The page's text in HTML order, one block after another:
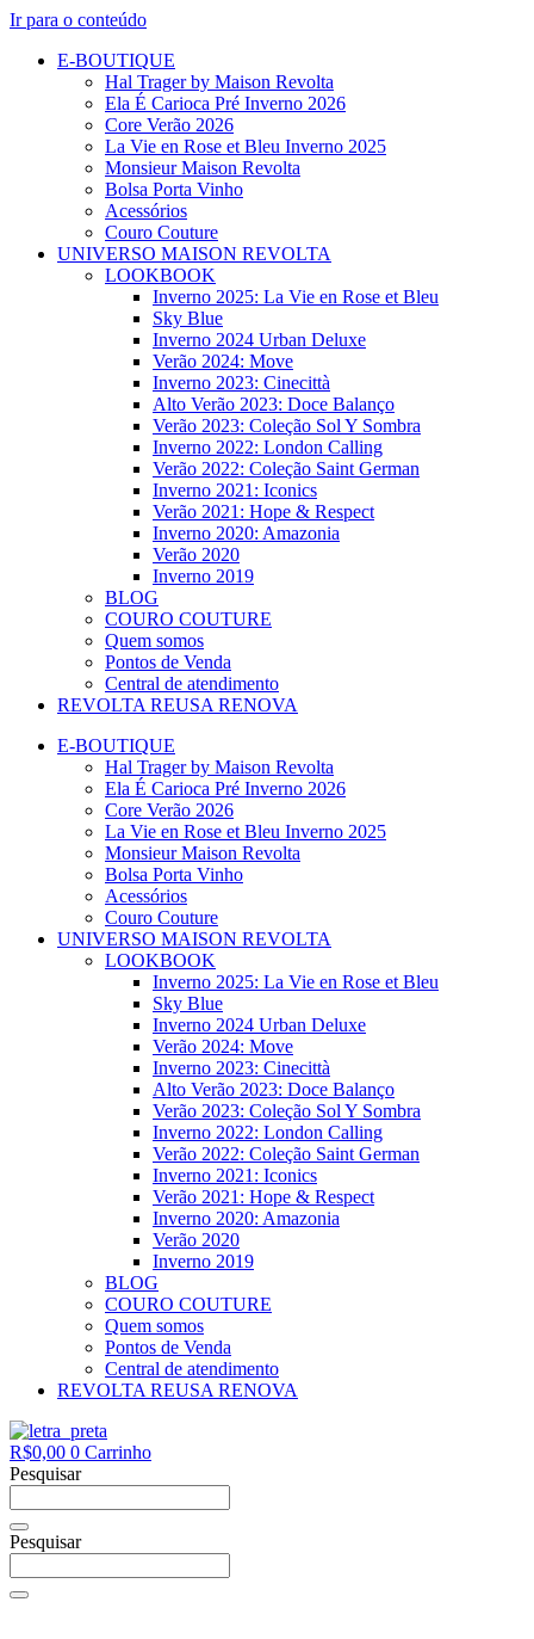
Ir para o conteúdo
E-BOUTIQUE
Hal Trager by Maison Revolta
Ela É Carioca Pré Inverno 2026
Core Verão 2026
La Vie en Rose et Bleu Inverno 2025
Monsieur Maison Revolta
Bolsa Porta Vinho
Acessórios
Couro Couture
UNIVERSO MAISON REVOLTA
LOOKBOOK
Inverno 2025: La Vie en Rose et Bleu
Sky Blue
Inverno 2024 Urban Deluxe
Verão 2024: Move
Inverno 2023: Cinecittà
Alto Verão 2023: Doce Balanço
Verão 2023: Coleção Sol Y Sombra
Inverno 2022: London Calling
Verão 2022: Coleção Saint German
Inverno 2021: Iconics
Verão 2021: Hope & Respect
Inverno 2020: Amazonia
Verão 2020
Inverno 2019
BLOG
COURO COUTURE
Quem somos
Pontos de Venda
Central de atendimento
REVOLTA REUSA RENOVA
E-BOUTIQUE
Hal Trager by Maison Revolta
Ela É Carioca Pré Inverno 2026
Core Verão 2026
La Vie en Rose et Bleu Inverno 2025
Monsieur Maison Revolta
Bolsa Porta Vinho
Acessórios
Couro Couture
UNIVERSO MAISON REVOLTA
LOOKBOOK
Inverno 2025: La Vie en Rose et Bleu
Sky Blue
Inverno 2024 Urban Deluxe
Verão 2024: Move
Inverno 2023: Cinecittà
Alto Verão 2023: Doce Balanço
Verão 2023: Coleção Sol Y Sombra
Inverno 2022: London Calling
Verão 2022: Coleção Saint German
Inverno 2021: Iconics
Verão 2021: Hope & Respect
Inverno 2020: Amazonia
Verão 2020
Inverno 2019
BLOG
COURO COUTURE
Quem somos
Pontos de Venda
Central de atendimento
REVOLTA REUSA RENOVA
R$0,00 0 Carrinho
Pesquisar
Pesquisar